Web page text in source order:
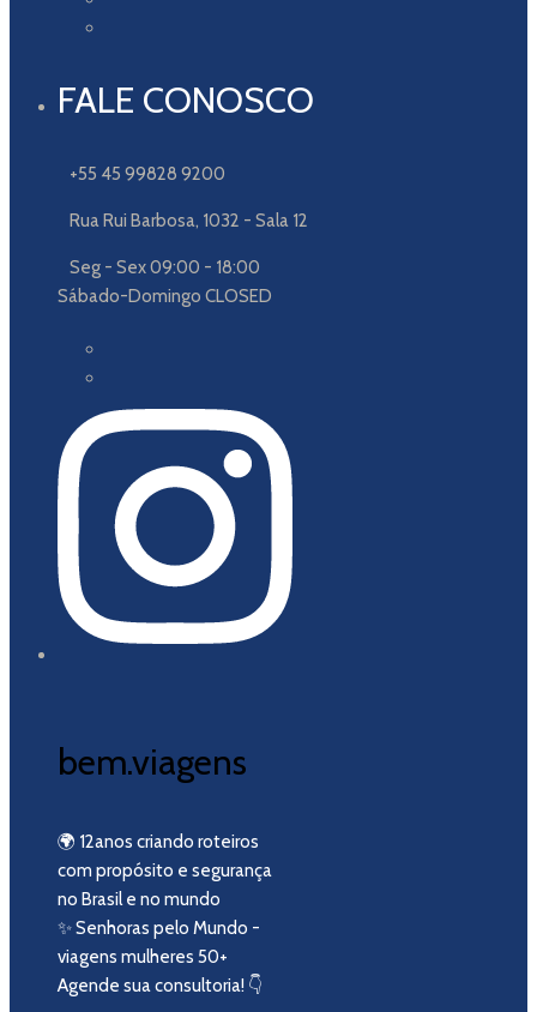
FALE CONOSCO
+55 45 99828 9200
Rua Rui Barbosa, 1032 - Sala 12
Seg - Sex 09:00 - 18:00
Sábado-Domingo CLOSED
bem.viagens
🌍 12anos criando roteiros
com propósito e segurança
no Brasil e no mundo
​​✨ Senhoras pelo Mundo -
viagens mulheres 50+
Agende sua consultoria! 👇